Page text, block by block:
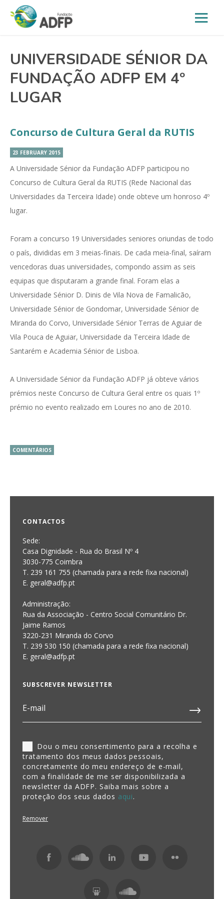
UNIVERSIDADE SÉNIOR DA
FUNDAÇÃO ADFP EM 4º
LUGAR
Concurso de Cultura Geral da RUTIS
23 FEBRUARY 2015
A Universidade Sénior da Fundação ADFP participou no
Concurso de Cultura Geral da RUTIS (Rede Nacional das
Universidades da Terceira Idade) onde obteve um honroso 4º
lugar.
Foram a concurso 19 Universidades seniores oriundas de todo
o país, divididas em 3 meias-finais. De cada meia-final, saíram
vencedoras duas universidades, compondo assim as seis
equipas que disputaram a grande final. Foram elas a
Universidade Sénior D. Dinis de Vila Nova de Famalicão,
Universidade Sénior de Gondomar, Universidade Sénior de
Miranda do Corvo, Universidade Sénior Terras de Aguiar de
Vila Pouca de Aguiar, Universidade da Terceira Idade de
Santarém e Academia Sénior de Lisboa.
A Universidade Sénior da Fundação ADFP já obteve vários
prémios neste Concurso de Cultura Geral entre os quais 1º
prémio no evento realizado em Loures no ano de 2010.
COMENTÁRIOS
CONTACTOS
Sede:
Casa Dignidade - Rua do Brasil Nº 4
3030-775 Coimbra
T. 239 161 755 (chamada para a rede fixa nacional)
E. geral@adfp.pt
Administração:
Rua da Associação - Centro Social Comunitário Dr.
Jaime Ramos
3220-231 Miranda do Corvo
T. 239 530 150 (chamada para a rede fixa nacional)
E. geral@adfp.pt
SUBSCREVER NEWSLETTER
Dou o meu consentimento para a recolha e
tratamento dos meus dados pessoais,
concretamente do meu endereço de e-mail,
com a finalidade de me ser disponibilizada a
newsletter da ADFP. Saiba mais sobre a
proteção dos seus dados aqui.
Remover